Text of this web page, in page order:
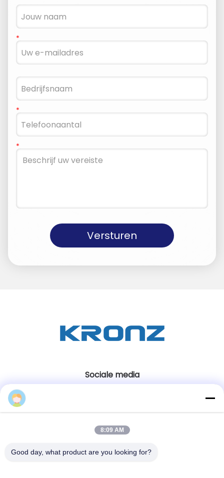
Versturen
Sociale media
86-020-32981980
8:09 AM
Good day, what product are you looking for?